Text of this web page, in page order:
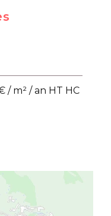
/ m² / an HT HC